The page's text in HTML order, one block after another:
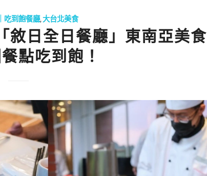
吃到飽餐廳,大台北美食
敘日全日餐廳」東南亞美食
點吃到飽！